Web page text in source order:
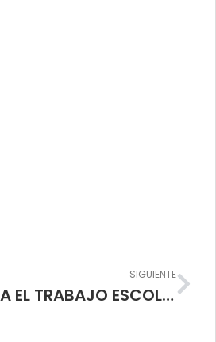
SIGUIENTE
ORIENTACIONES PARA EL TRABAJO ESCOLAR A PARTIR DEL 20 DE ABRIL DEL 2.020
Next